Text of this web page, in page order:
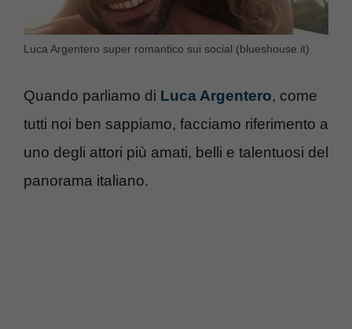
Luca Argentero super romantico sui social (blueshouse.it)
Quando parliamo di Luca Argentero, come
tutti noi ben sappiamo, facciamo riferimento a
uno degli attori più amati, belli e talentuosi del
panorama italiano.